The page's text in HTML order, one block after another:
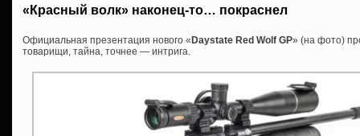
«Красный волк» наконец-то… покраснел
Официальная презентация нового «Daystate Red Wolf GP» (на фото)
товарищи, тайна, точнее — интрига.